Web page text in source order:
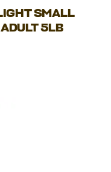
SMALL
5LB